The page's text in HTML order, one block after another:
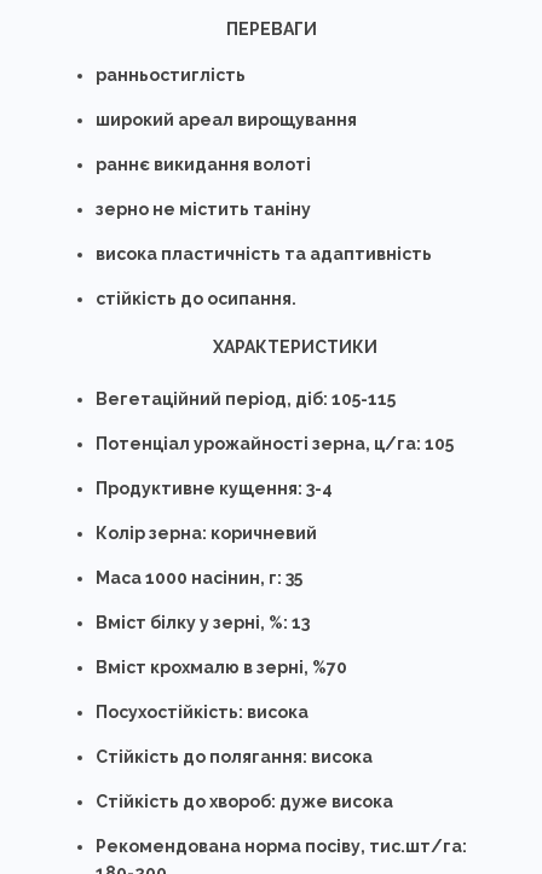
ПЕРЕВАГИ
ранньостиглість
широкий ареал вирощування
раннє викидання волоті
зерно не містить таніну
висока пластичність та адаптивність
стійкість до осипання.
ХАРАКТЕРИСТИКИ
Вегетаційний період, діб: 105-115
Потенціал урожайності зерна, ц/га: 105
Продуктивне кущення: 3-4
Колір зерна: коричневий
Маса 1000 насінин, г: 35
Вміст білку у зерні, %: 13
Вміст крохмалю в зерні, %70
Посухостійкість: висока
Стійкість до полягання: висока
Стійкість до хвороб: дуже висока
Рекомендована норма посіву, тис.шт/га: